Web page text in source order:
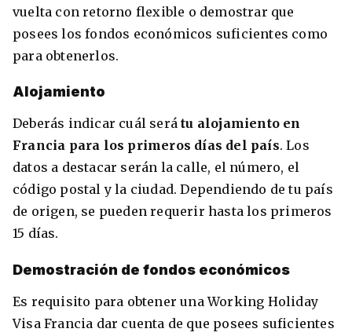
vuelta con retorno flexible o demostrar que
posees los fondos económicos suficientes como
para obtenerlos.
Alojamiento
Deberás indicar cuál serátu alojamiento en
Francia para los primeros días del país. Los
datos a destacar serán la calle, el número, el
código postal y la ciudad. Dependiendo de tu país
de origen, se pueden requerir hasta los primeros
15 días.
Demostración de fondos económicos
Es requisito para obtener una Working Holiday
Visa Francia dar cuenta de que posees suficientes